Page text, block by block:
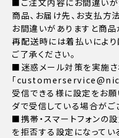
■ご注文内容にお間違いが
商品、お届け先、お支払方
お間違いがありますと商品
再配送時には着払いによ
ご了承ください。
■迷惑メール対策を実施
「
受信できる様に設定をお願
ダで受信している場合がご
■携帯・スマートフォンの
を拒否する設定になってい